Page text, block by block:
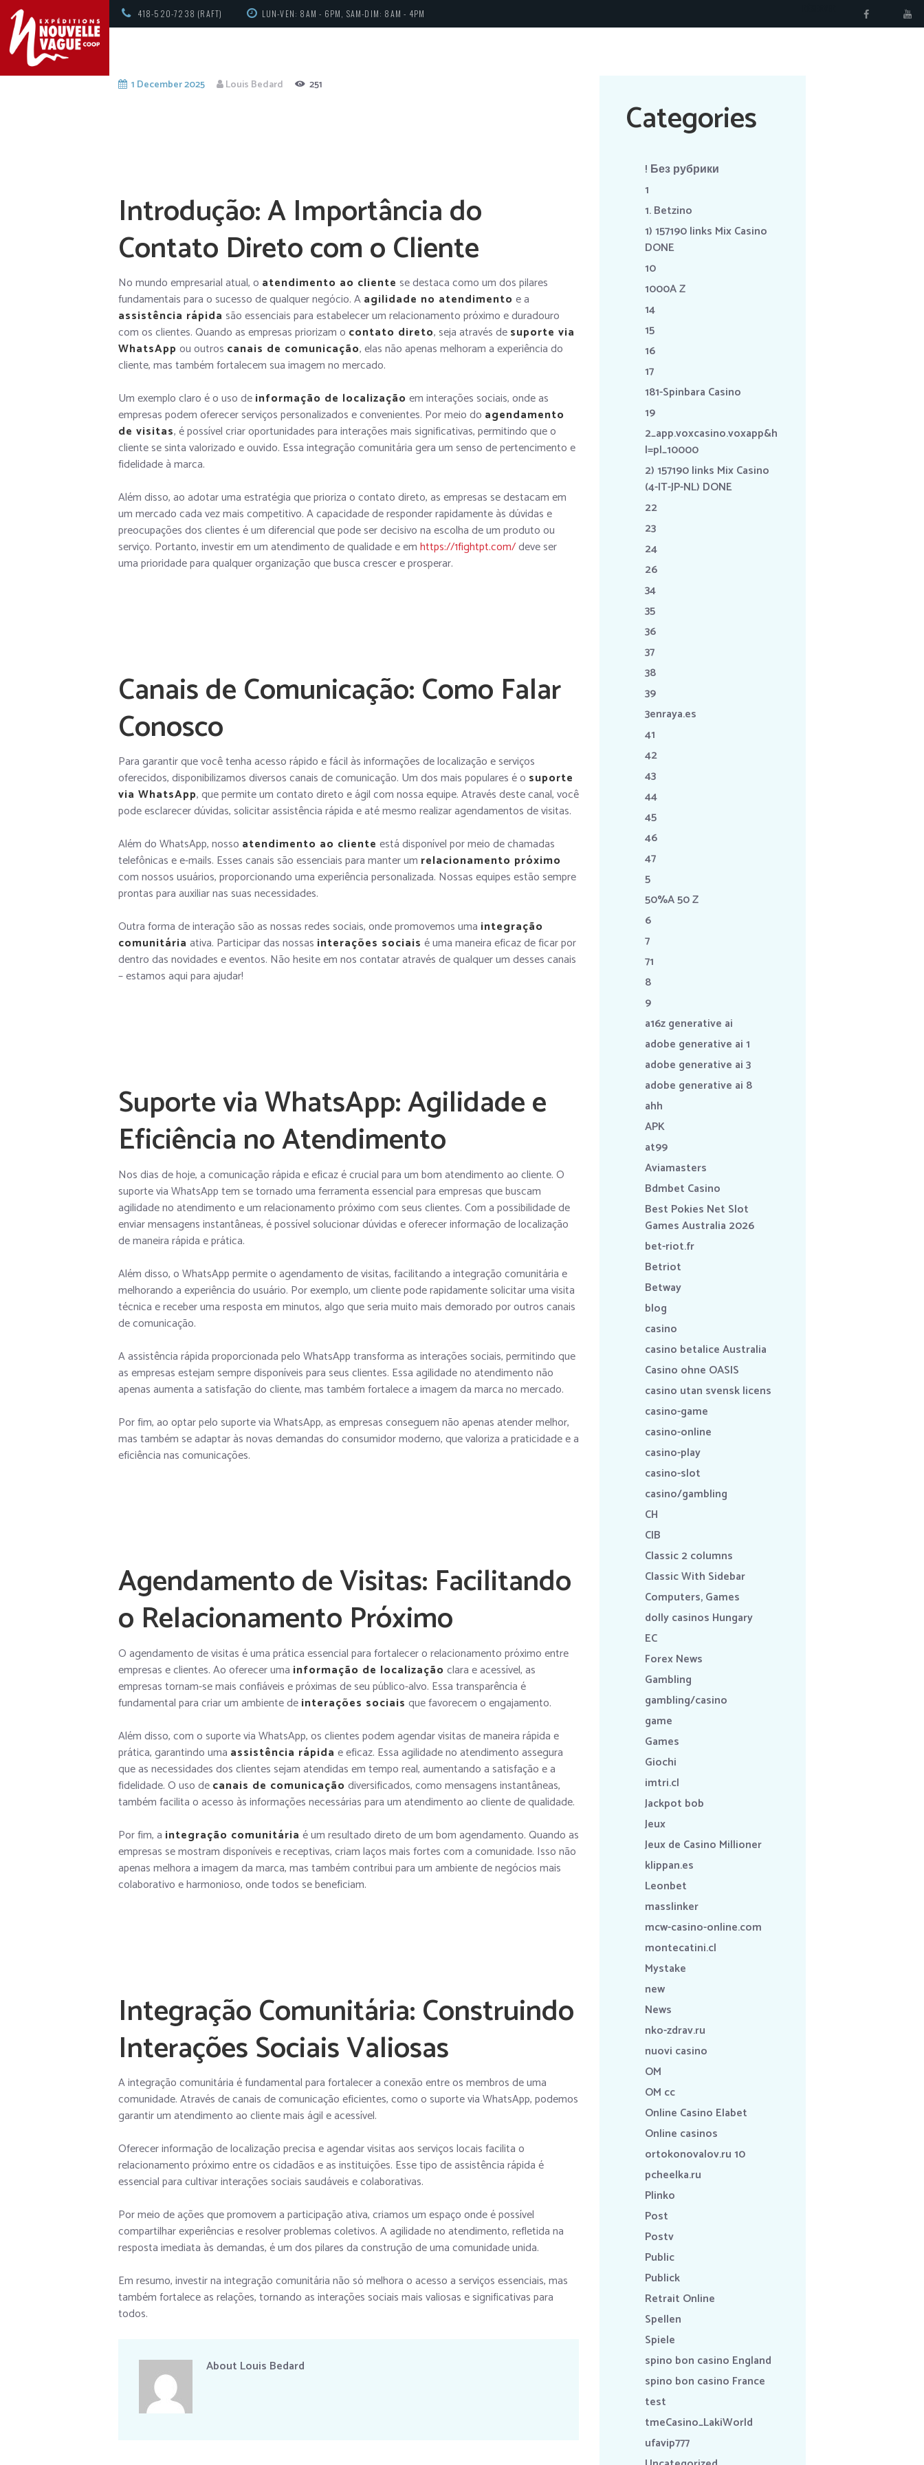
418-520-7238 (RAFT) LUN-VEN: 8AM - 6PM, SAM-DIM: 8AM - 4PM
1 December 2025 Louis Bedard 251
Introdução: A Importância do
Contato Direto com o Cliente
No mundo empresarial atual, o atendimento ao cliente se destaca como um dos pilares
fundamentais para o sucesso de qualquer negócio. Aagilidade no atendimento e a
assistência rápida são essenciais para estabelecer um relacionamento próximo e duradouro
com os clientes. Quando as empresas priorizam o contato direto, seja através desuporte via
WhatsApp ou outros canais de comunicação, elas não apenas melhoram a experiência do
cliente, mas também fortalecem sua imagem no mercado.
Um exemplo claro é o uso deinformação de localização em interações sociais, onde as
empresas podem oferecer serviços personalizados e convenientes. Por meio do agendamento
de visitas, é possível criar oportunidades para interações mais significativas, permitindo que o
cliente se sinta valorizado e ouvido. Essa integração comunitária gera um senso de pertencimento e
fidelidade à marca.
Além disso, ao adotar uma estratégia que prioriza o contato direto, as empresas se destacam em
um mercado cada vez mais competitivo. A capacidade de responder rapidamente às dúvidas e
preocupações dos clientes é um diferencial que pode ser decisivo na escolha de um produto ou
serviço. Portanto, investir em um atendimento de qualidade e emhttps://1fightpt.com/deve ser
uma prioridade para qualquer organização que busca crescer e prosperar.
Canais de Comunicação: Como Falar
Conosco
Para garantir que você tenha acesso rápido e fácil às informações de localização e serviços
oferecidos, disponibilizamos diversos canais de comunicação. Um dos mais populares é o suporte
via WhatsApp, que permite um contato direto e ágil com nossa equipe. Através deste canal, você
pode esclarecer dúvidas, solicitar assistência rápida e até mesmo realizar agendamentos de visitas.
Além do WhatsApp, nosso atendimento ao cliente está disponível por meio de chamadas
telefônicas e e-mails. Esses canais são essenciais para manter um relacionamento próximo
com nossos usuários, proporcionando uma experiência personalizada. Nossas equipes estão sempre
prontas para auxiliar nas suas necessidades.
Outra forma de interação são as nossas redes sociais, onde promovemos uma integração
comunitária ativa. Participar das nossas interações sociais é uma maneira eficaz de ficar por
dentro das novidades e eventos. Não hesite em nos contatar através de qualquer um desses canais
– estamos aqui para ajudar!
Suporte via WhatsApp: Agilidade e
Eficiência no Atendimento
Nos dias de hoje, a comunicação rápida e eficaz é crucial para um bom atendimento ao cliente. O
suporte via WhatsApp tem se tornado uma ferramenta essencial para empresas que buscam
agilidade no atendimento e um relacionamento próximo com seus clientes. Com a possibilidade de
enviar mensagens instantâneas, é possível solucionar dúvidas e oferecer informação de localização
de maneira rápida e prática.
Além disso, o WhatsApp permite o agendamento de visitas, facilitando a integração comunitária e
melhorando a experiência do usuário. Por exemplo, um cliente pode rapidamente solicitar uma visita
técnica e receber uma resposta em minutos, algo que seria muito mais demorado por outros canais
de comunicação.
A assistência rápida proporcionada pelo WhatsApp transforma as interações sociais, permitindo que
as empresas estejam sempre disponíveis para seus clientes. Essa agilidade no atendimento não
apenas aumenta a satisfação do cliente, mas também fortalece a imagem da marca no mercado.
Por fim, ao optar pelo suporte via WhatsApp, as empresas conseguem não apenas atender melhor,
mas também se adaptar às novas demandas do consumidor moderno, que valoriza a praticidade e a
eficiência nas comunicações.
Agendamento de Visitas: Facilitando
o Relacionamento Próximo
O agendamento de visitas é uma prática essencial para fortalecer o relacionamento próximo entre
empresas e clientes. Ao oferecer uma informação de localização clara e acessível, as
empresas tornam-se mais confiáveis e próximas de seu público-alvo. Essa transparência é
fundamental para criar um ambiente deinterações sociais que favorecem o engajamento.
Além disso, com o suporte via WhatsApp, os clientes podem agendar visitas de maneira rápida e
prática, garantindo uma assistência rápida e eficaz. Essa agilidade no atendimento assegura
que as necessidades dos clientes sejam atendidas em tempo real, aumentando a satisfação e a
fidelidade. O uso decanais de comunicação diversificados, como mensagens instantâneas,
também facilita o acesso às informações necessárias para um atendimento ao cliente de qualidade.
Por fim, a integração comunitária é um resultado direto de um bom agendamento. Quando as
empresas se mostram disponíveis e receptivas, criam laços mais fortes com a comunidade. Isso não
apenas melhora a imagem da marca, mas também contribui para um ambiente de negócios mais
colaborativo e harmonioso, onde todos se beneficiam.
Integração Comunitária: Construindo
Interações Sociais Valiosas
A integração comunitária é fundamental para fortalecer a conexão entre os membros de uma
comunidade. Através de canais de comunicação eficientes, como o suporte via WhatsApp, podemos
garantir um atendimento ao cliente mais ágil e acessível.
Oferecer informação de localização precisa e agendar visitas aos serviços locais facilita o
relacionamento próximo entre os cidadãos e as instituições. Esse tipo de assistência rápida é
essencial para cultivar interações sociais saudáveis e colaborativas.
Por meio de ações que promovem a participação ativa, criamos um espaço onde é possível
compartilhar experiências e resolver problemas coletivos. A agilidade no atendimento, refletida na
resposta imediata às demandas, é um dos pilares da construção de uma comunidade unida.
Em resumo, investir na integração comunitária não só melhora o acesso a serviços essenciais, mas
também fortalece as relações, tornando as interações sociais mais valiosas e significativas para
todos.
About Louis Bedard
Categories
! Без рубрики
1
1. Betzino
1) 157190 links Mix Casino
DONE
10
1000A Z
14
15
16
17
181-Spinbara Casino
19
2_app.voxcasino.voxapp&h
l=pl_10000
2) 157190 links Mix Casino
(4-IT-JP-NL) DONE
22
23
24
26
34
35
36
37
38
39
3enraya.es
41
42
43
44
45
46
47
5
50%A 50 Z
6
7
71
8
9
a16z generative ai
adobe generative ai 1
adobe generative ai 3
adobe generative ai 8
ahh
APK
at99
Aviamasters
Bdmbet Casino
Best Pokies Net Slot
Games Australia 2026
bet-riot.fr
Betriot
Betway
blog
casino
casino betalice Australia
Casino ohne OASIS
casino utan svensk licens
casino-game
casino-online
casino-play
casino-slot
casino/gambling
CH
CIB
Classic 2 columns
Classic With Sidebar
Computers, Games
dolly casinos Hungary
EC
Forex News
Gambling
gambling/casino
game
Games
Giochi
imtri.cl
Jackpot bob
Jeux
Jeux de Casino Millioner
klippan.es
Leonbet
masslinker
mcw-casino-online.com
montecatini.cl
Mystake
new
News
nko-zdrav.ru
nuovi casino
OM
OM cc
Online Casino Elabet
Online casinos
ortokonovalov.ru 10
pcheelka.ru
Plinko
Post
Postv
Public
Publick
Retrait Online
Spellen
Spiele
spino bon casino England
spino bon casino France
test
tmeCasino_LakiWorld
ufavip777